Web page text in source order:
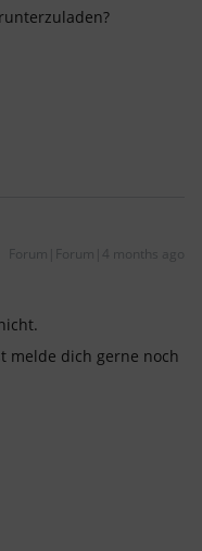
Forum|Forum|4 months ago
melde dich gerne noch